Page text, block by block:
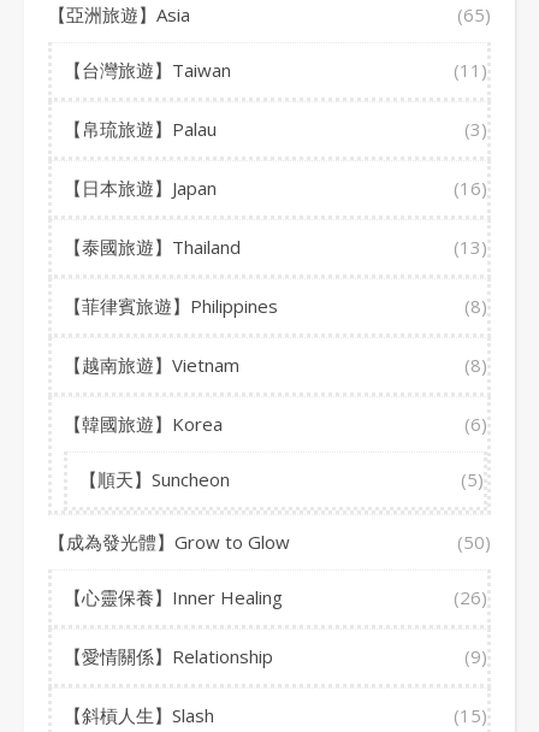
【亞洲旅遊】Asia (65)
【台灣旅遊】Taiwan (11)
【帛琉旅遊】Palau (3)
【日本旅遊】Japan (16)
【泰國旅遊】Thailand (13)
【菲律賓旅遊】Philippines (8)
【越南旅遊】Vietnam (8)
【韓國旅遊】Korea (6)
【順天】Suncheon (5)
【成為發光體】Grow to Glow (50)
【心靈保養】Inner Healing (26)
【愛情關係】Relationship (9)
【斜槓人生】Slash (15)